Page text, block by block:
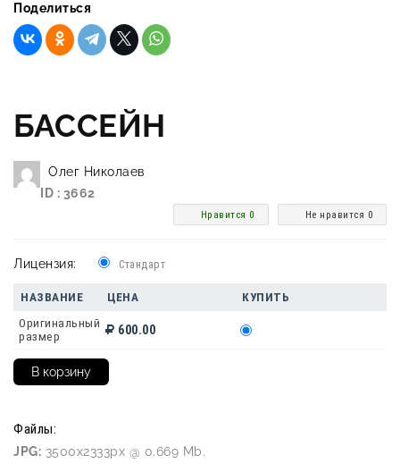
Поделиться
БАССЕЙН
Олег Николаев
ID : 3662
Не нравится 0
Нравится 0
Лицензия: Стандарт
НАЗВАНИЕ ЦЕНА
КУПИТЬ
Оригинальный
размер
600.00
Файлы:
JPG: 3500x2333px @ 0.669 Mb.